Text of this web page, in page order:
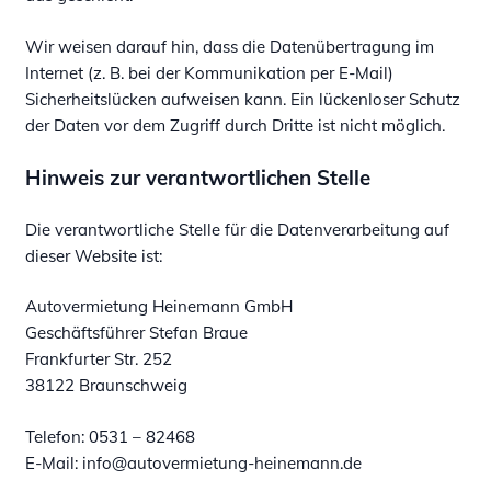
Wir weisen darauf hin, dass die Datenübertragung im
Internet (z. B. bei der Kommunikation per E-Mail)
Sicherheitslücken aufweisen kann. Ein lückenloser Schutz
der Daten vor dem Zugriff durch Dritte ist nicht möglich.
Hinweis zur verantwortlichen Stelle
Die verantwortliche Stelle für die Datenverarbeitung auf
dieser Website ist:
Autovermietung Heinemann GmbH
Geschäftsführer Stefan Braue
Frankfurter Str. 252
38122 Braunschweig
Telefon: 0531 – 82468
E-Mail: info@autovermietung-heinemann.de